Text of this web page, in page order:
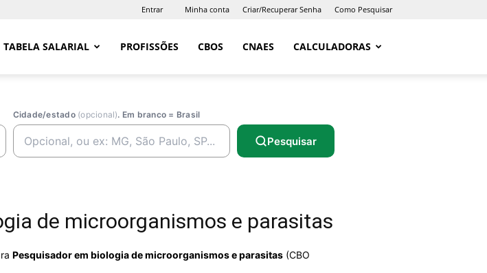
Entrar Minha conta Criar/Recuperar Senha Como Pesquisar
TABELA SALARIAL PROFISSÕES CBOS CNAES CALCULADORAS
Cidade/estado (opcional). Em branco = Brasil
Pesquisar
de microorganismos e parasitas
Pesquisador em biologia de microorganismos e parasitas (CBO